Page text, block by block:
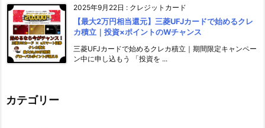
2025年9月22日 : クレジットカード
【最大2万円相当還元】三菱UFJカードで始めるクレ
カ積立｜投資×ポイントのWチャンス
三菱UFJカードで始めるクレカ積立｜期間限定キャンペー
ン中に申し込もう 「投資を ...
カテゴリー